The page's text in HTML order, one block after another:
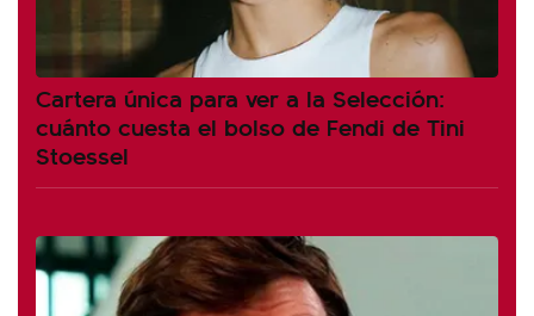
Cartera única para ver a la Selección:
cuánto cuesta el bolso de Fendi de Tini
Stoessel